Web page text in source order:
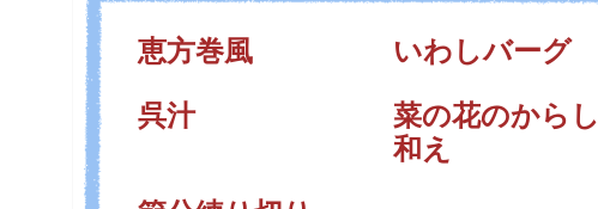
恵方巻風 いわしバーグ
呉汁
菜の花のからし
和え